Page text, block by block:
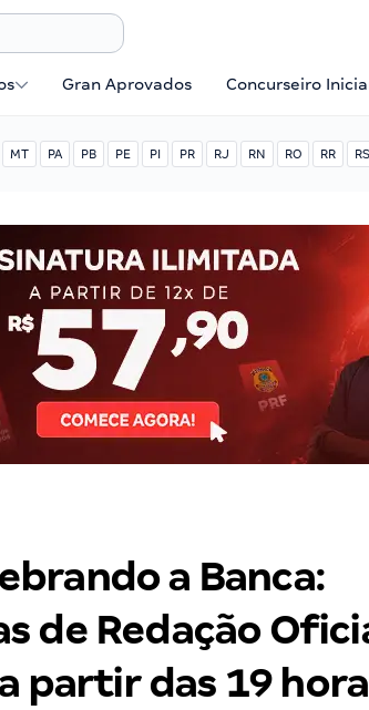
Gran Aprovados Concurseiro
MT PA PB PE PI PR RJ RN RO RR RS
a Banca:
de Redação
partir das 19